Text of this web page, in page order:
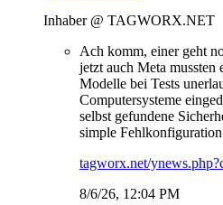
Inhaber @ TAGWORX.NET
Ach komm, einer geht
jetzt auch Meta mussten
Modelle bei Tests
Computersysteme
selbst gefundene
simple
tagworx.net/
8/6/26, 12:04 PM